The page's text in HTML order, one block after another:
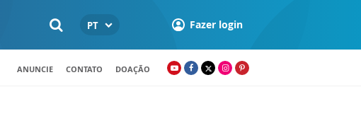
PT Fazer login
ANUNCIE CONTATO DOAÇÃO